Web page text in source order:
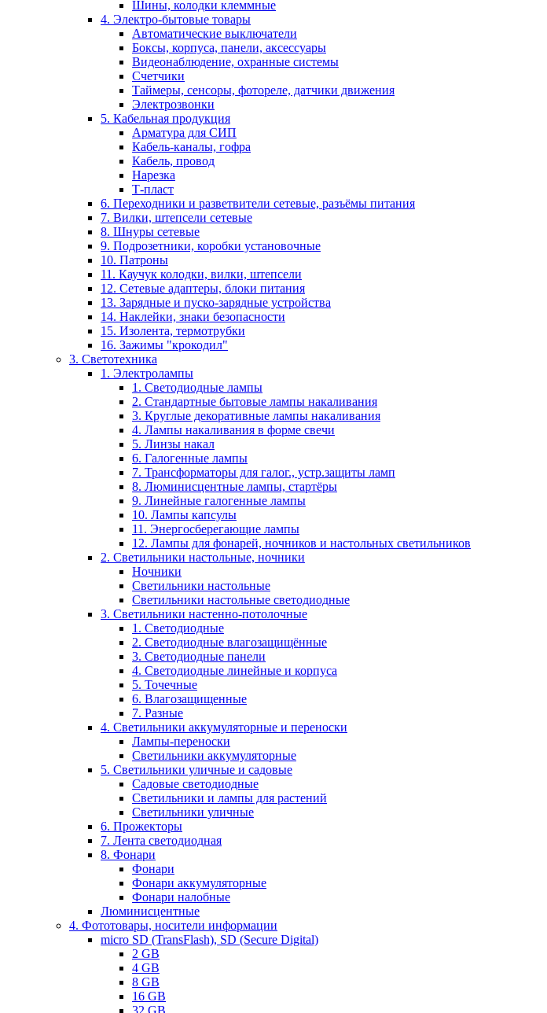
Шины, колодки клеммные
4. Электро-бытовые товары
Автоматические выключатели
Боксы, корпуса, панели, аксессуары
Видеонаблюдение, охранные системы
Счетчики
Таймеры, сенсоры, фотореле, датчики движения
Электрозвонки
5. Кабельная продукция
Арматура для СИП
Кабель-каналы, гофра
Кабель, провод
Нарезка
Т-пласт
6. Переходники и разветвители сетевые, разъёмы питания
7. Вилки, штепсели сетевые
8. Шнуры сетевые
9. Подрозетники, коробки установочные
10. Патроны
11. Каучук колодки, вилки, штепсели
12. Сетевые адаптеры, блоки питания
13. Зарядные и пуско-зарядные устройства
14. Наклейки, знаки безопасности
15. Изолента, термотрубки
16. Зажимы "крокодил"
3. Светотехника
1. Электролампы
1. Светодиодные лампы
2. Стандартные бытовые лампы накаливания
3. Круглые декоративные лампы накаливания
4. Лампы накаливания в форме свечи
5. Линзы накал
6. Галогенные лампы
7. Трансформаторы для галог., устр.защиты ламп
8. Люминисцентные лампы, стартёры
9. Линейные галогенные лампы
10. Лампы капсулы
11. Энергосберегающие лампы
12. Лампы для фонарей, ночников и настольных светильников
2. Светильники настольные, ночники
Ночники
Светильники настольные
Светильники настольные светодиодные
3. Светильники настенно-потолочные
1. Светодиодные
2. Светодиодные влагозащищённые
3. Светодиодные панели
4. Светодиодные линейные и корпуса
5. Точечные
6. Влагозащищенные
7. Разные
4. Светильники аккумуляторные и переноски
Лампы-переноски
Светильники аккумуляторные
5. Светильники уличные и садовые
Садовые светодиодные
Светильники и лампы для растений
Светильники уличные
6. Прожекторы
7. Лента светодиодная
8. Фонари
Фонари
Фонари аккумуляторные
Фонари налобные
Люминисцентные
4. Фототовары, носители информации
micro SD (TransFlash), SD (Secure Digital)
2 GB
4 GB
8 GB
16 GB
32 GB